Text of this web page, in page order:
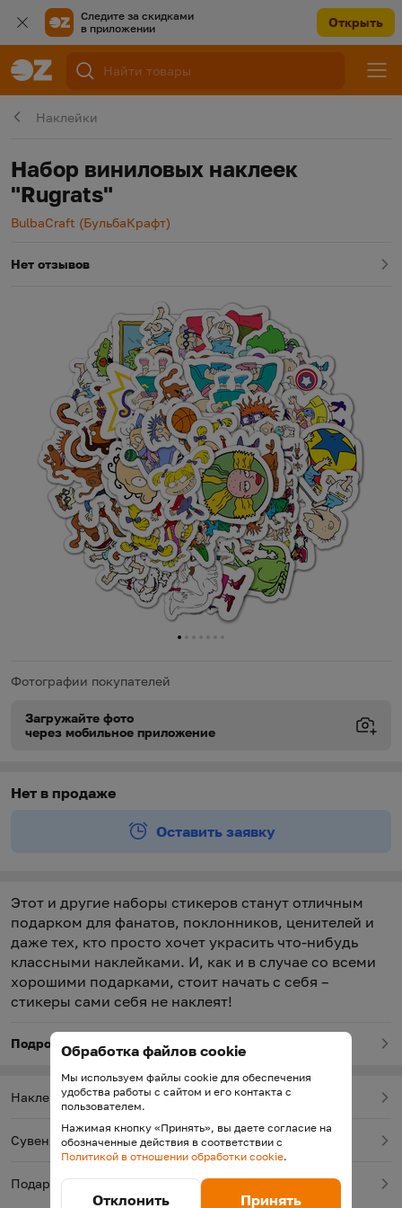
Следите за скидками
в приложении
Открыть
Наклейки
Набор виниловых наклеек
"Rugrats"
Производитель
BulbaCraft (БульбаКрафт)
Нет отзывов
01 23456
Фотографии покупателей
Загружайте фото
через мобильное приложение
Нет в продаже
Оставить заявку
Этот и другие наборы стикеров станут отличным
подарком для фанатов, поклонников, ценителей и
даже тех, кто просто хочет украсить что-нибудь
классными наклейками. И, как и в случае со всеми
хорошими подарками, стоит начать с себя –
стикеры сами себя не наклеят!
Подробнее о товаре
Наклейки
Сувениры
Подарки, сувениры
Обработка файлов cookie
Мы используем файлы cookie для обеспечения
удобства работы с сайтом и его контакта с
пользователем.
Нажимая кнопку «Принять», вы даете согласие на
обозначенные действия в соответствии с
Политикой в отношении обработки cookie.
Отклонить Принять